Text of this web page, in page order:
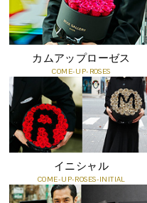
に、ご希望のメッセージをご
カムアップローゼス
COME-UP-ROSES
イニシャル
COME-UP-ROSES-INITIAL